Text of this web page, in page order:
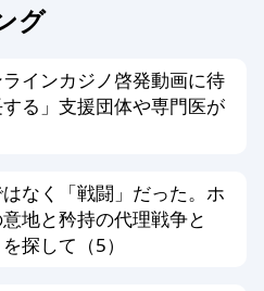
他サイトへのリンク
ッフが不適切と判断
じめ、ご了承くだ
グ
インカジノ啓発動画に待
る」支援団体や専門医が
なく「戦闘」だった。ホ
地と矜持の代理戦争と
探して（5）